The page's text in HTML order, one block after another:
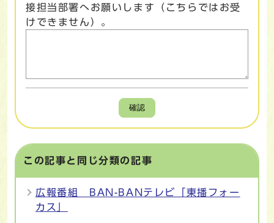
接担当部署へお願いします（こちらではお受
けできません）。
確認
この記事と同じ分類の記事
広報番組 BAN-BANテレビ「東播フォー
カス」